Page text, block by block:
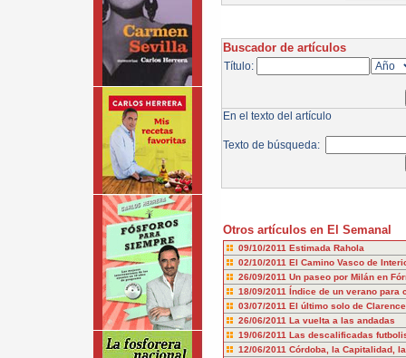
Buscador de artículos
Título:
En el texto del artículo
Texto de búsqueda:
Otros artículos en El Semanal
09/10/2011 Estimada Rahola
02/10/2011 El Camino Vasco de
26/09/2011 Un paseo por Milán en
18/09/2011 Índice de un verano para
03/07/2011 El último solo de
26/06/2011 La vuelta a las andadas
19/06/2011 Las descalificadas
12/06/2011 Córdoba, la Capitalidad,